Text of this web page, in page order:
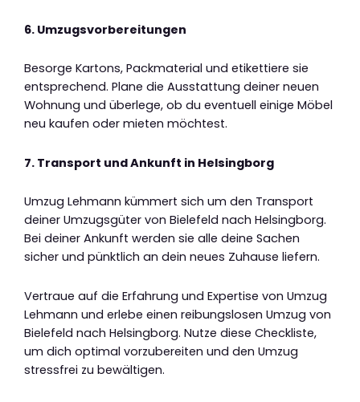
6. Umzugsvorbereitungen
Besorge Kartons, Packmaterial und etikettiere sie
entsprechend. Plane die Ausstattung deiner neuen
Wohnung und überlege, ob du eventuell einige Möbel
neu kaufen oder mieten möchtest.
7. Transport und Ankunft in Helsingborg
Umzug Lehmann kümmert sich um den Transport
deiner Umzugsgüter von Bielefeld nach Helsingborg.
Bei deiner Ankunft werden sie alle deine Sachen
sicher und pünktlich an dein neues Zuhause liefern.
Vertraue auf die Erfahrung und Expertise von Umzug
Lehmann und erlebe einen reibungslosen Umzug von
Bielefeld nach Helsingborg. Nutze diese Checkliste,
um dich optimal vorzubereiten und den Umzug
stressfrei zu bewältigen.